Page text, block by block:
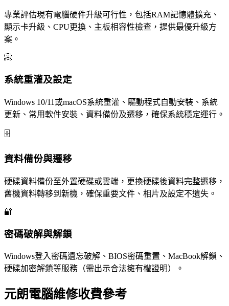
專業評估現有電腦硬件升級可行性，包括RAM記憶體擴充、
顯示卡升級、CPU更換、主板相容性檢查，提供最優升級方
案。
📀
系統重灌及設定
Windows 10/11或macOS系統重灌、驅動程式自動安裝、系統
更新、常用軟件安裝、資料備份及遷移，確保系統穩定運行。
🗄️
資料備份與遷移
硬碟資料備份至外置硬碟或雲端，更換硬碟後資料完整遷移，
舊機資料轉移到新機，確保重要文件、相片及設定不遺失。
🔐
密碼破解與解鎖
Windows登入密碼遺忘破解、BIOS密碼重置、MacBook解鎖、
硬碟加密解鎖等服務（需出示合法擁有權證明）。
元朗電腦維修收費參考